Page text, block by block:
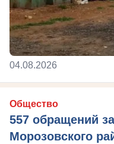
04.08.2026
Общество
557 обращений
Морозовского